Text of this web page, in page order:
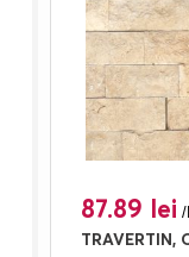
87.89 lei /